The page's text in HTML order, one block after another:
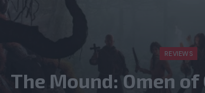
REVIEWS
The Mound: Omen